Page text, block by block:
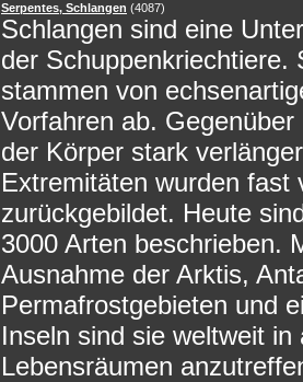
Serpentes, Schlangen (4087)
Schlangen sind eine
der Schuppenkriechtiere.
stammen von
Vorfahren ab. Gegenüber
der Körper stark
Extremitäten wurden fast
zurückgebildet. Heute
3000 Arten beschrieben.
Ausnahme der Arktis,
Permafrostgebieten und
Inseln sind sie weltweit in
Lebensräumen